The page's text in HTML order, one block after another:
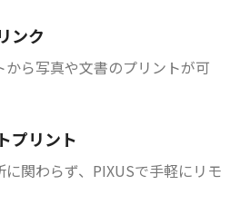
ンク
ら写真や文書のプリントが可
プリント
関わらず、PIXUSで手軽にリモ